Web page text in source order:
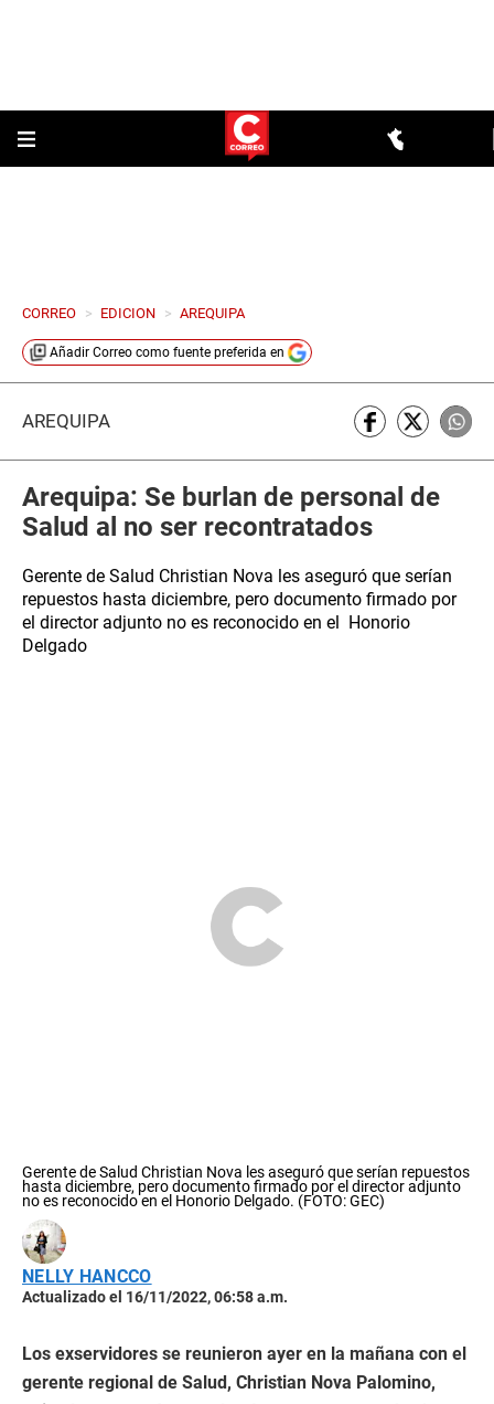
CORREO > EDICION > AREQUIPA
Añadir Correo como fuente preferida en
AREQUIPA
Arequipa: Se burlan de personal de
Salud al no ser recontratados
Gerente de Salud Christian Nova les aseguró que serían
repuestos hasta diciembre, pero documento firmado por
el director adjunto no es reconocido en el Honorio
Delgado
Gerente de Salud Christian Nova les aseguró que serían repuestos
hasta diciembre, pero documento firmado por el director adjunto
no es reconocido en el Honorio Delgado. (FOTO: GEC)
NELLY HANCCO
Actualizado el 16/11/2022, 06:58 a.m.
Los exservidores se reunieron ayer en la mañana con el
gerente regional de Salud, Christian Nova Palomino,